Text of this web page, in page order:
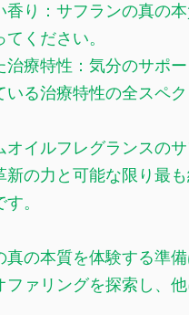
香り：サフランの真の
ください。
治療特性：気分のサポ
いる治療特性の全スペ
オイルフレグランスの
新の力と可能な限り最
。
真の本質を体験する準
ファリングを探索し、